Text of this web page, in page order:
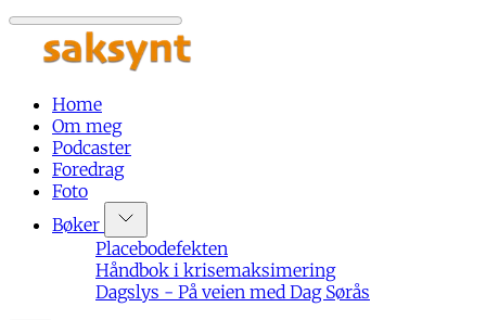
Home
Om meg
Podcaster
Foredrag
Foto
Bøker
Placebodefekten
Håndbok i krisemaksimering
Dagslys - På veien med Dag Sørås